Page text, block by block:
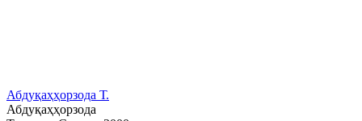
Абдуқаҳҳорзода Т.
Абдуқаҳҳорзода